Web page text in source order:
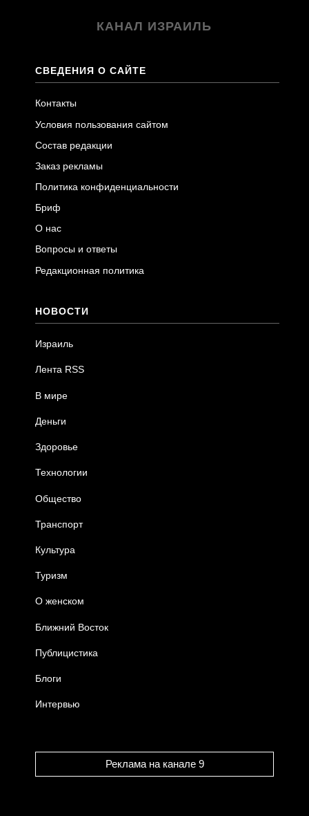
КАНАЛ ИЗРАИЛЬ
СВЕДЕНИЯ О САЙТЕ
Контакты
Условия пользования сайтом
Состав редакции
Заказ рекламы
Политика конфиденциальности
Бриф
О нас
Вопросы и ответы
Редакционная политика
НОВОСТИ
Израиль
Лента RSS
В мире
Деньги
Здоровье
Технологии
Общество
Транспорт
Культура
Туризм
О женском
Ближний Восток
Публицистика
Блоги
Интервью
Реклама на канале 9